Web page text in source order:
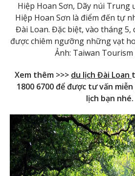
Hiệp Hoan Sơn, Dãy núi Trung
Hiệp Hoan Sơn là điểm đến tự
Đài Loan. Đặc biệt, vào tháng 5,
được chiêm ngưỡng những vạt
Ảnh: Taiwan
Xem thêm >>> du lịch Đài Loan
1800 6700 để được tư vấn
lịch bạn nhé.